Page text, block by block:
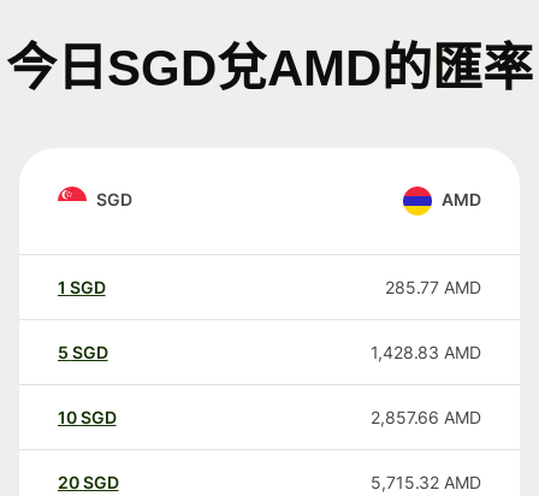
今日SGD兌AMD的匯率
SGD AMD
1 SGD 285.77 AMD
5 SGD 1,428.83 AMD
10SGD 2,857.66 AMD
20SGD 5,715.32 AMD